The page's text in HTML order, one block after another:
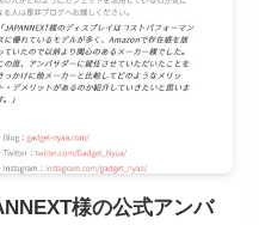
様の公式アンバ